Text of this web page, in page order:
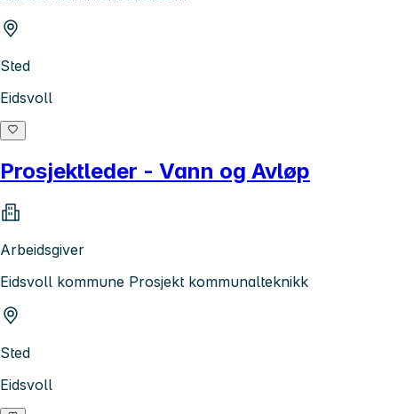
Sted
Eidsvoll
Prosjektleder - Vann og Avløp
Arbeidsgiver
Eidsvoll kommune Prosjekt kommunalteknikk
Sted
Eidsvoll